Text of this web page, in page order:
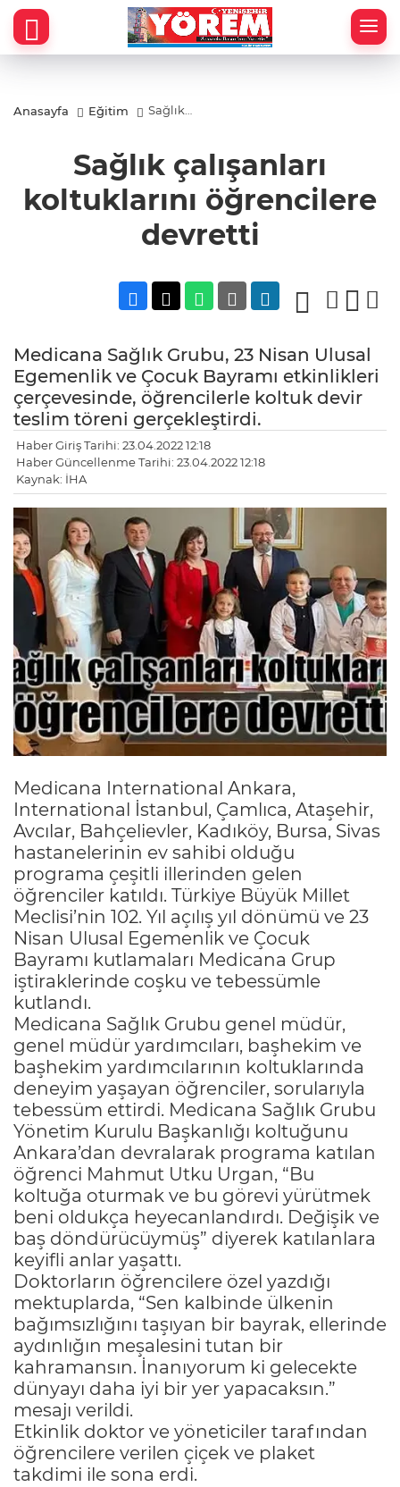
Anasayfa Eğitim
Sağlık
öğrencilere
devretti
Sağlık çalışanları
koltuklarını öğrencilere
devretti
Medicana Sağlık Grubu, 23 Nisan Ulusal
Egemenlik ve Çocuk Bayramı etkinlikleri
çerçevesinde, öğrencilerle koltuk devir
teslim töreni gerçekleştirdi.
Haber Giriş Tarihi: 23.04.2022 12:18
Haber Güncellenme Tarihi: 23.04.2022 12:18
Kaynak: İHA
Medicana International Ankara,
International İstanbul, Çamlıca, Ataşehir,
Avcılar, Bahçelievler, Kadıköy, Bursa, Sivas
hastanelerinin ev sahibi olduğu
programa çeşitli illerinden gelen
öğrenciler katıldı. Türkiye Büyük Millet
Meclisi’nin 102. Yıl açılış yıl dönümü ve 23
Nisan Ulusal Egemenlik ve Çocuk
Bayramı kutlamaları Medicana Grup
iştiraklerinde coşku ve tebessümle
kutlandı.
Medicana Sağlık Grubu genel müdür,
genel müdür yardımcıları, başhekim ve
başhekim yardımcılarının koltuklarında
deneyim yaşayan öğrenciler, sorularıyla
tebessüm ettirdi. Medicana Sağlık Grubu
Yönetim Kurulu Başkanlığı koltuğunu
Ankara’dan devralarak programa katılan
öğrenci Mahmut Utku Urgan, “Bu
koltuğa oturmak ve bu görevi yürütmek
beni oldukça heyecanlandırdı. Değişik ve
baş döndürücüymüş” diyerek katılanlara
keyifli anlar yaşattı.
Doktorların öğrencilere özel yazdığı
mektuplarda, “Sen kalbinde ülkenin
bağımsızlığını taşıyan bir bayrak, ellerinde
aydınlığın meşalesini tutan bir
kahramansın. İnanıyorum ki gelecekte
dünyayı daha iyi bir yer yapacaksın.”
mesajı verildi.
Etkinlik doktor ve yöneticiler tarafından
öğrencilere verilen çiçek ve plaket
takdimi ile sona erdi.